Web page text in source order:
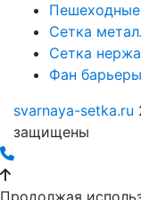
Сетка
Сетка
Фан барьеры
svarnaya-setka.ru
защищены
Продолжая